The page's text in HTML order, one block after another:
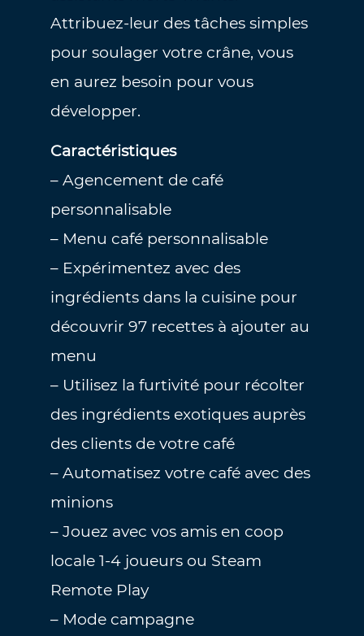
Attribuez-leur des tâches simples
pour soulager votre crâne, vous
en aurez besoin pour vous
développer.
Caractéristiques
– Agencement de café
personnalisable
– Menu café personnalisable
– Expérimentez avec des
ingrédients dans la cuisine pour
découvrir 97 recettes à ajouter au
menu
– Utilisez la furtivité pour récolter
des ingrédients exotiques auprès
des clients de votre café
– Automatisez votre café avec des
minions
– Jouez avec vos amis en coop
locale 1-4 joueurs ou Steam
Remote Play
– Mode campagne